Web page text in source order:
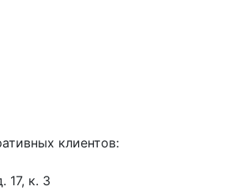
клиентов:
17, к. 3